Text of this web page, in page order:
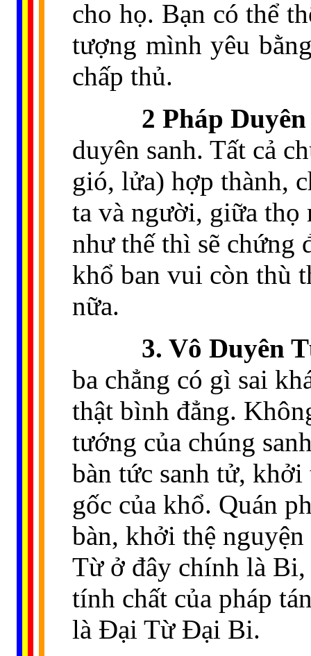
cho họ. Bạn có thể
tượng mình yêu
chấp thủ.
2 Pháp
duyên sanh. Tất cả
gió, lửa) hợp thành,
ta và người, giữa thọ
như thế thì sẽ chứng
khổ ban vui còn thù
nữa.
3. Vô Duyên
ba chẳng có gì sai
thật bình đẳng.
tướng của chúng
bàn tức sanh tử,
gốc của khổ. Quán
bàn, khởi thệ nguyện
Từ ở đây chính là
tính chất của pháp
là Ðại Từ Ðại Bi.